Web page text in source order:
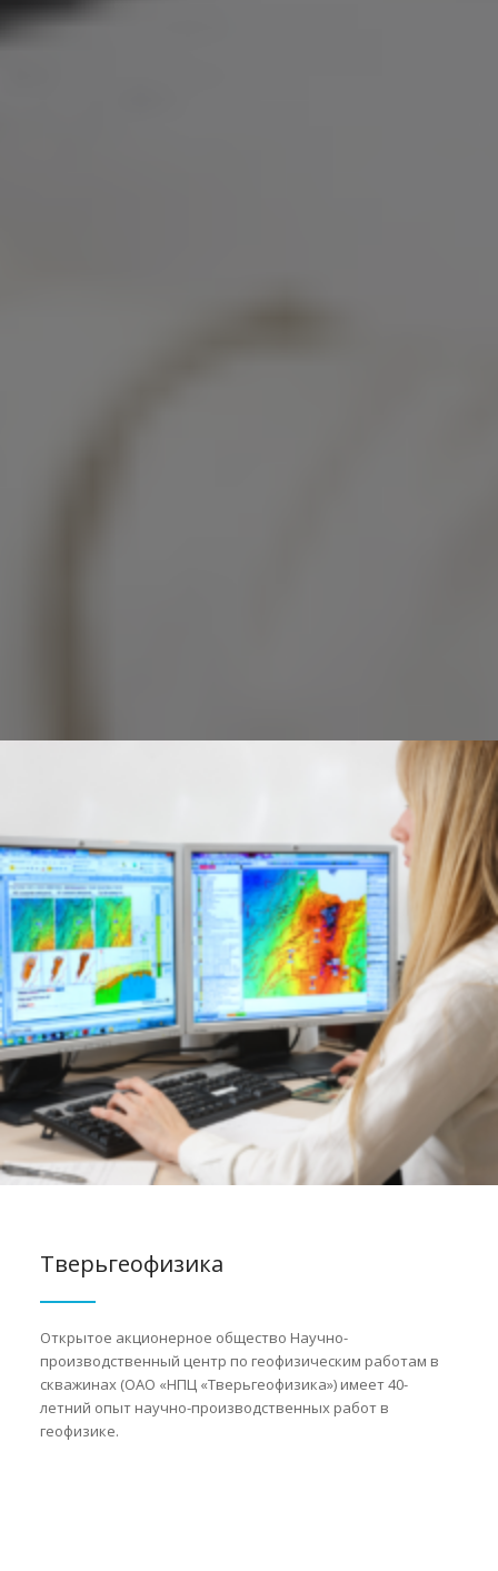
Тверьгеофизика
Открытое акционерное общество Научно-
производственный центр по геофизическим работам в
скважинах (ОАО «НПЦ «Тверьгеофизика») имеет 40-
летний опыт научно-производственных работ в
геофизике.